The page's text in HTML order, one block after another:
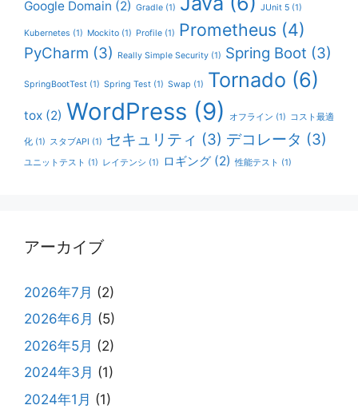
Google Domain (2) Gradle (1) JUnit 5 (1)
Kubernetes (1) Mockito (1) Profile (1) Prometheus (4)
PyCharm (3) Really Simple Security (1) Spring Boot (3)
SpringBootTest (1) Spring Test (1) Swap (1) Tornado (6)
tox (2) WordPress (9) オフライン (1) コスト最適
化 (1) スタブAPI (1) セキュリティ (3) デコレータ (3)
ユニットテスト (1) レイテンシ (1) ロギング (2) 性能テスト (1)
アーカイブ
2026年7月 (2)
2026年6月 (5)
2026年5月 (2)
2024年3月 (1)
2024年1月 (1)